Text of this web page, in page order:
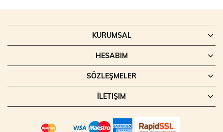
KURUMSAL
HESABIM
SÖZLEŞMELER
İLETIŞIM